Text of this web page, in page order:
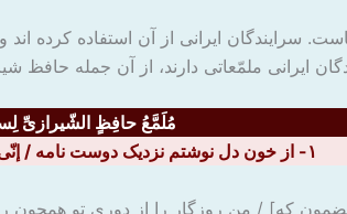
سرایندگان ایرانی از آن استفاده کرده
ایرانی ملمّعاتی دارند، از آن جمله
مُلَمَّعُ حافِظٍ الشّیرازیِّ
۱- از خون دل نوشتم نزدیک دوست نامه / إنّی رَأَیتُ دَهْراً مِنْ هَجْرکِ الْقیامَه
که] / من روزگار را از دوری تو همچون